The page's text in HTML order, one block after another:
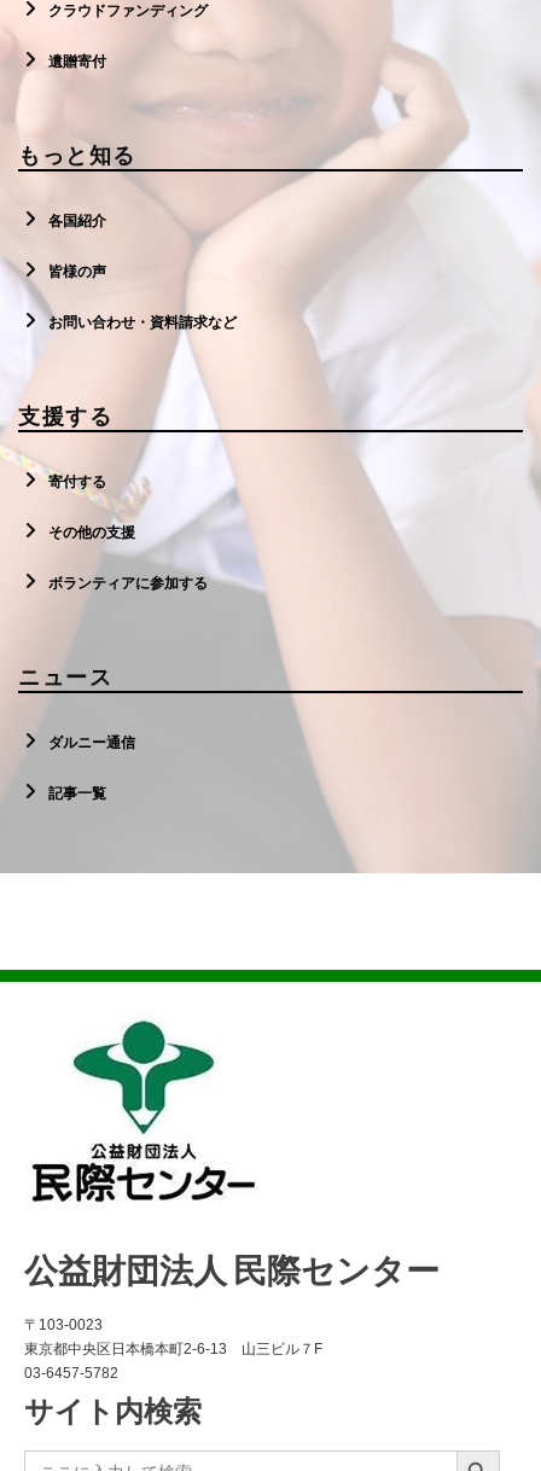
クラウドファンディング
遺贈寄付
もっと知る
各国紹介
皆様の声
お問い合わせ・資料請求など
支援する
寄付する
その他の支援
ボランティアに参加する
ニュース
ダルニー通信
記事一覧
公益財団法人 民際センター
〒103-0023
東京都中央区日本橋本町2-6-13 山三ビル７F
03-6457-5782
サイト内検索
Search
Search Button